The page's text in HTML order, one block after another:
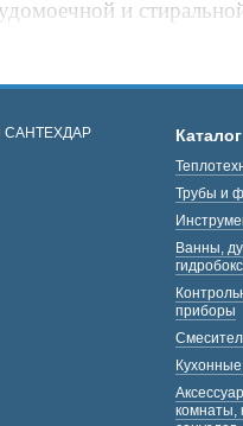
и
Каталог
Трубы и
Ванны,
приборы
комнаты,